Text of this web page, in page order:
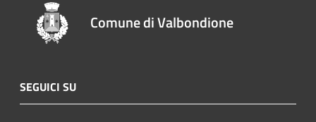
Comune di Valbondione
SEGUICI SU